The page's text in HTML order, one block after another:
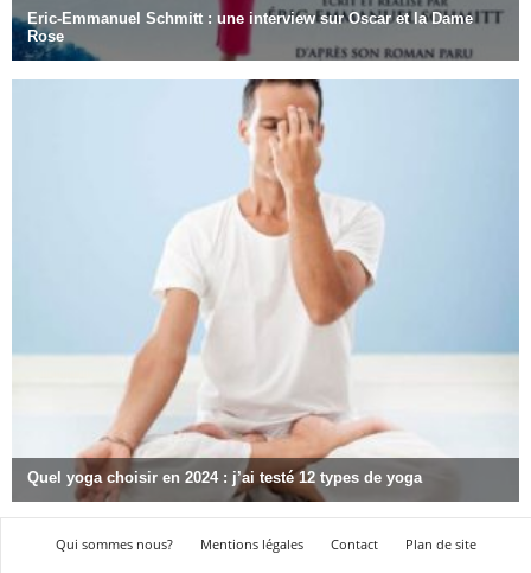
Qui sommes nous? Mentions légales Contact
Plan de site